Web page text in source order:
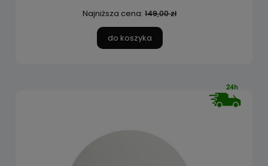
Najniższa cena: 149,00 zł
do koszyka